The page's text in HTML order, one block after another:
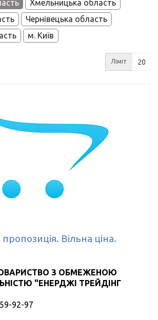
Хмельницька область
Чернівецька область
м. Київ
Ліміт
Вільна ціна.
З ОБМЕЖЕНОЮ
"ЕНЕРДЖІ ТРЕЙДІНГ
92-97